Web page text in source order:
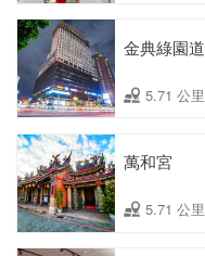
金典綠園道
5.71 公里
萬和宮
5.71 公里